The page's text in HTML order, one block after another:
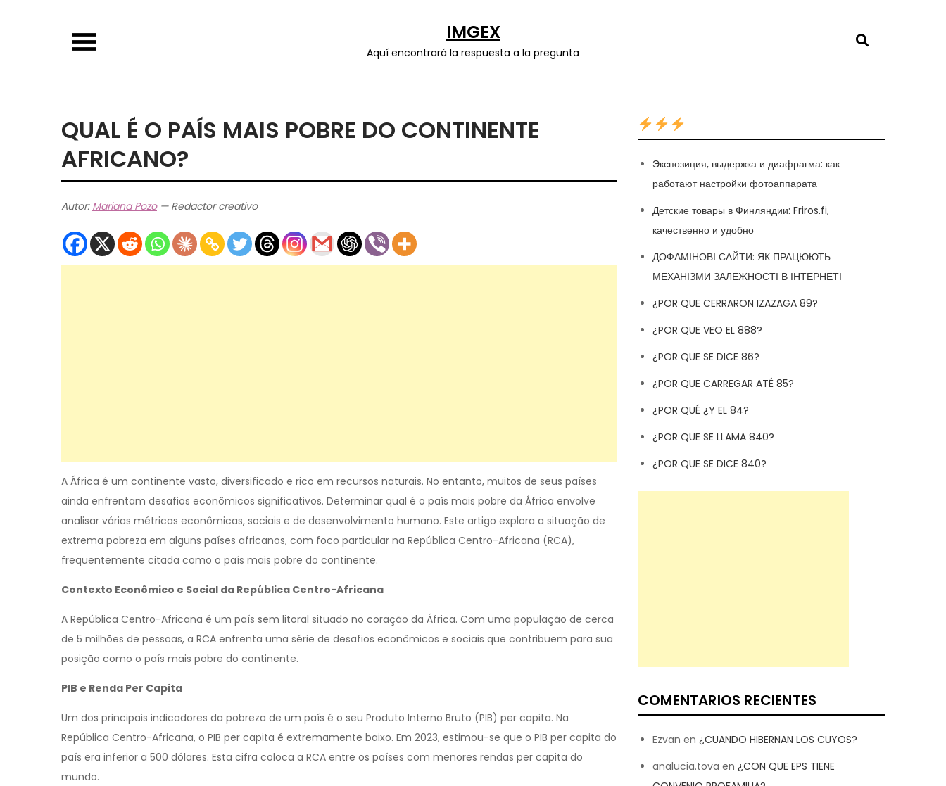
IMGEX
Aquí encontrará la respuesta a la pregunta
QUAL É O PAÍS MAIS POBRE DO CONTINENTE
AFRICANO?
Autor: Mariana Pozo— Redactor creativo
A África é um continente vasto, diversificado e rico em recursos naturais. No entanto, muitos de seus países
ainda enfrentam desafios econômicos significativos. Determinar qual é o país mais pobre da África envolve
analisar várias métricas econômicas, sociais e de desenvolvimento humano. Este artigo explora a situação de
extrema pobreza em alguns países africanos, com foco particular na República Centro-Africana (RCA),
frequentemente citada como o país mais pobre do continente.
Contexto Econômico e Social da República Centro-Africana
A República Centro-Africana é um país sem litoral situado no coração da África. Com uma população de cerca
de 5 milhões de pessoas, a RCA enfrenta uma série de desafios econômicos e sociais que contribuem para sua
posição como o país mais pobre do continente.
PIB e Renda Per Capita
Um dos principais indicadores da pobreza de um país é o seu Produto Interno Bruto (PIB) per capita. Na
República Centro-Africana, o PIB per capita é extremamente baixo. Em 2023, estimou-se que o PIB per capita do
país era inferior a 500 dólares. Esta cifra coloca a RCA entre os países com menores rendas per capita do
mundo.
Экспозиция, выдержка и диафрагма: как
работают настройки фотоаппарата
Детские товары в Финляндии: Friros.fi,
качественно и удобно
ДОФАМІНОВІ САЙТИ: ЯК ПРАЦЮЮТЬ
МЕХАНІЗМИ ЗАЛЕЖНОСТІ В ІНТЕРНЕТІ
¿POR QUE CERRARON IZAZAGA 89?
¿POR QUE VEO EL 888?
¿POR QUE SE DICE 86?
¿POR QUE CARREGAR ATÉ 85?
¿POR QUÉ ¿Y EL 84?
¿POR QUE SE LLAMA 840?
¿POR QUE SE DICE 840?
COMENTARIOS RECIENTES
Ezvan en ¿CUANDO HIBERNAN LOS CUYOS?
analucia.tova en ¿CON QUE EPS TIENE